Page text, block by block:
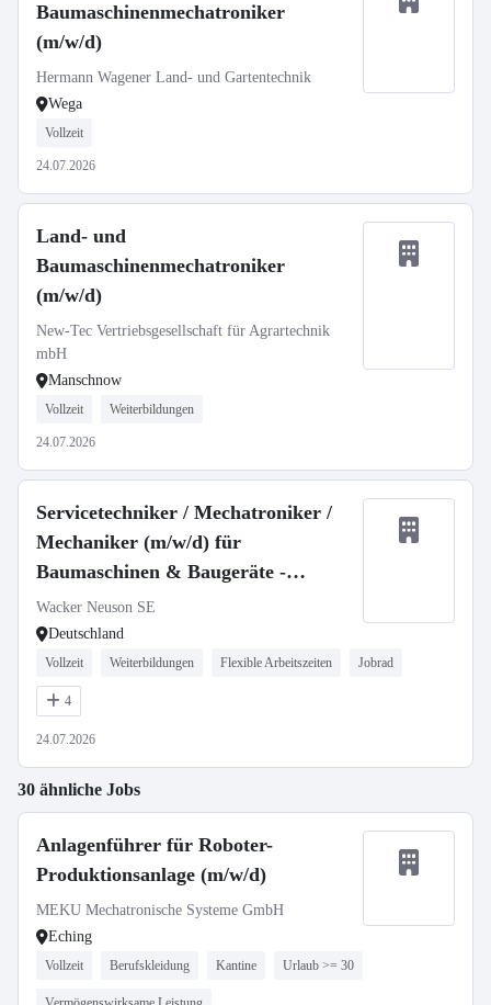
Baumaschinenmechatroniker
(m/w/d)
Hermann Wagener Land- und Gartentechnik
Wega
Vollzeit
24.07.2026
Land- und
Baumaschinenmechatroniker
(m/w/d)
New-Tec Vertriebsgesellschaft für Agrartechnik
mbH
Manschnow
Vollzeit Weiterbildungen
24.07.2026
Servicetechniker / Mechatroniker /
Mechaniker (m/w/d) für
Baumaschinen & Baugeräte -
stationär oder mobil
Wacker Neuson SE
Deutschland
Vollzeit Weiterbildungen Flexible Arbeitszeiten Jobrad
4
24.07.2026
30 ähnliche Jobs
Anlagenführer für Roboter-
Produktionsanlage (m/w/d)
MEKU Mechatronische Systeme GmbH
Eching
Vollzeit Berufskleidung Kantine Urlaub >= 30